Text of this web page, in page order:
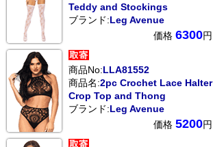
Teddy and Stockings
ブランド:Leg Avenue
価格 6300円
商品No:LLA81552
商品名:2pc Crochet Lace Halter
Crop Top and Thong
ブランド:Leg Avenue
価格 5200円